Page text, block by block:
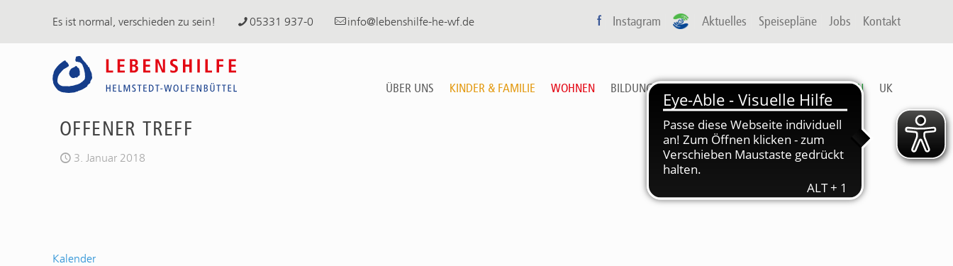
Es ist normal, verschieden zu sein! 05331 937-0 info@lebenshilfe-he-wf.de f Instagram A-P Aktuelles Speisepläne Jobs Kontakt
ÜBER UNS KINDER & FAMILIE WOHNEN BILDUNG & ARBEIT FREIZEIT DIENSTLEISTUNGEN UK
OFFENER TREFF
3. Januar 2018
Kalender